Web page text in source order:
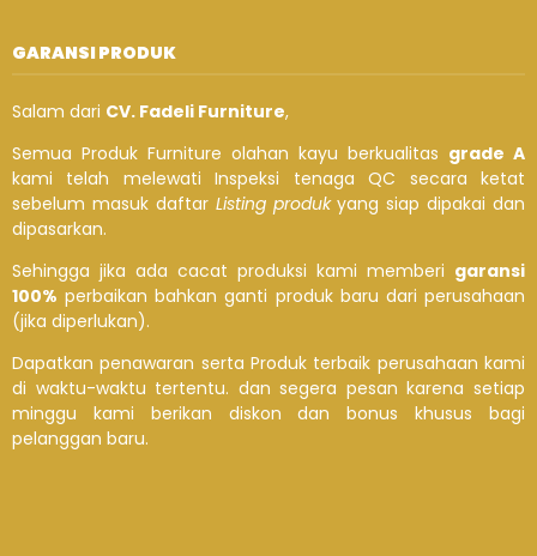
GARANSI PRODUK
Salam dari CV. Fadeli Furniture,
Semua Produk Furniture olahan kayu berkualitas grade A
kami telah melewati Inspeksi tenaga QC secara ketat
sebelum masuk daftar Listing produkyang siap dipakai dan
dipasarkan.
Sehingga jika ada cacat produksi kami memberi garansi
100% perbaikan bahkan ganti produk baru dari perusahaan
(jika diperlukan).
Dapatkan penawaran serta Produk terbaik perusahaan kami
di waktu-waktu tertentu. dan segera pesan karena setiap
minggu kami berikan diskon dan bonus khusus bagi
pelanggan baru.